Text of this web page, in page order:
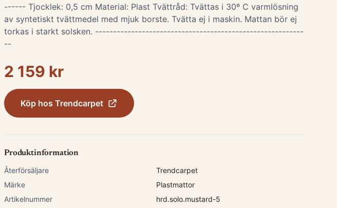
------ Tjocklek: 0,5 cm Material: Plast Tvättråd: Tvättas i 30º C varmlösning
av syntetiskt tvättmedel med mjuk borste. Tvätta ej i maskin. Mattan bör ej
torkas i starkt solsken. ----------------------------------------------------------
--
2 159 kr
Köp hos Trendcarpet
Produktinformation
Återförsäljare
Trendcarpet
Märke
Plastmattor
Artikelnummer
hrd.solo.mustard-5